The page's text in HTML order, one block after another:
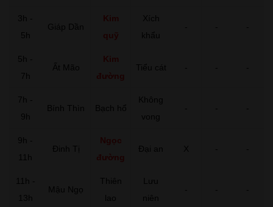
3h -
5h
Giáp Dần
Kim
quỹ
Xích
khẩu
- - -
5h -
7h
Ất Mão
Kim
đường
Tiểu cát - - -
7h -
9h
Bính Thìn Bạch hổ
Không
vong
- - -
9h -
11h
Đinh Tị
Ngọc
đường
Đại an X - -
11h -
13h
Mậu Ngọ
Thiên
lao
Lưu
niên
- - -